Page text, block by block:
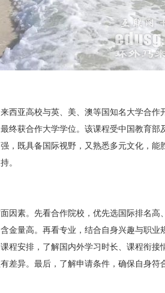
西亚高校与英、美、澳等国知名大学合作
终获合作大学学位。该课程受中国教育部
，既具备国际视野，又熟悉多元文化，能
。
因素。先看合作院校，优先选国际排名高
金量高。再看专业，结合自身兴趣与职业
程安排，了解国内外学习时长、课程衔接
差异。最后，了解申请条件，确保自身符